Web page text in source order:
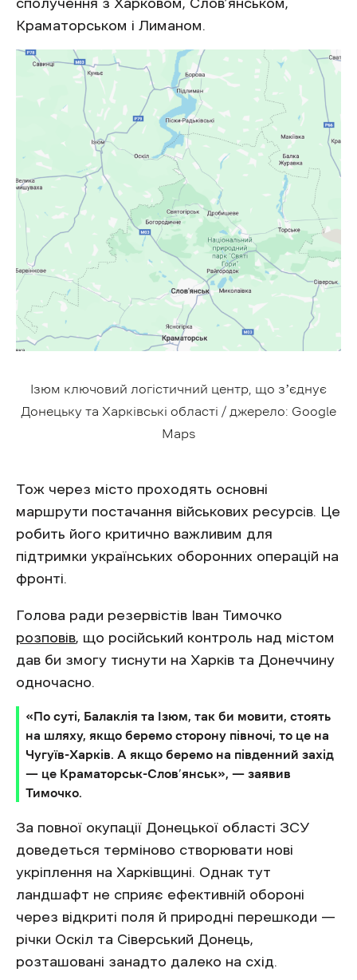
сполучення з Харковом, Слов’янськом,
Краматорськом і Лиманом.
Ізюм ключовий логістичний центр, що зʼєднує
Донецьку та Харківські області / джерело: Google
Maps
Тож через місто проходять основні
маршрути постачання військових ресурсів. Це
робить його критично важливим для
підтримки українських оборонних операцій на
фронті.
Голова ради резервістів Іван Тимочко
розповів, що російський контроль над містом
дав би змогу тиснути на Харків та Донеччину
одночасно.
«По суті, Балаклія та Ізюм, так би мовити, стоять
на шляху, якщо беремо сторону півночі, то це на
Чугуїв-Харків. А якщо беремо на південний захід
— це Краматорськ-Слов’янськ», — заявив
Тимочко.
За повної окупації Донецької області ЗСУ
доведеться терміново створювати нові
укріплення на Харківщині. Однак тут
ландшафт не сприяє ефективній обороні
через відкриті поля й природні перешкоди —
річки Оскіл та Сіверський Донець,
розташовані занадто далеко на схід.